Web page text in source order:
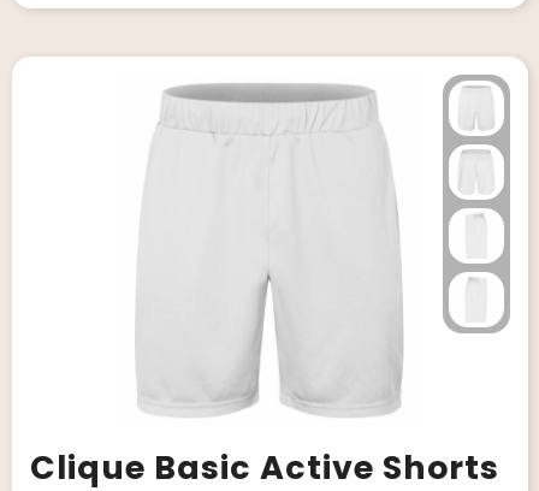
Clique Basic Active Shorts